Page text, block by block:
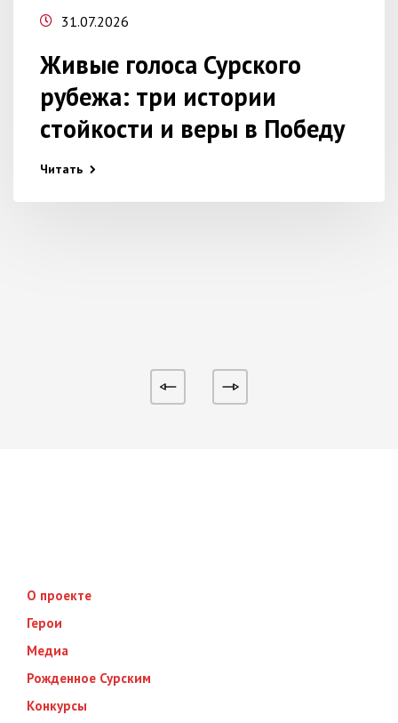
31.07.2026
Живые голоса Сурского
рубежа: три истории
стойкости и веры в Победу
Читать
О проекте
Герои
Медиа
Рожденное Сурским
Конкурсы